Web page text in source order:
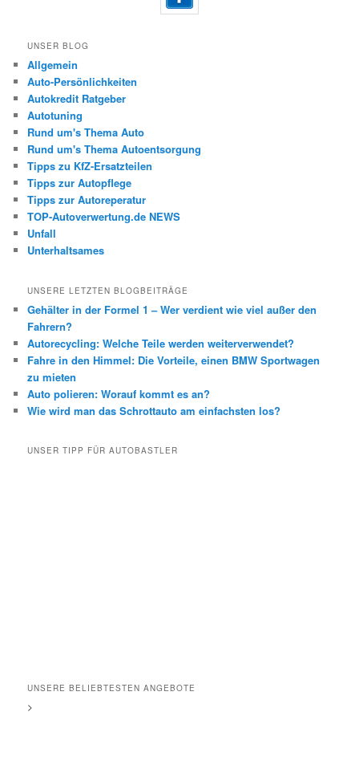
UNSER BLOG
Allgemein
Auto-Persönlichkeiten
Autokredit Ratgeber
Autotuning
Rund um's Thema Auto
Rund um's Thema Autoentsorgung
Tipps zu KfZ-Ersatzteilen
Tipps zur Autopflege
Tipps zur Autoreperatur
TOP-Autoverwertung.de NEWS
Unfall
Unterhaltsames
UNSERE LETZTEN BLOGBEITRÄGE
Gehälter in der Formel 1 – Wer verdient wie viel außer den
Fahrern?
Autorecycling: Welche Teile werden weiterverwendet?
Fahre in den Himmel: Die Vorteile, einen BMW Sportwagen
zu mieten
Auto polieren: Worauf kommt es an?
Wie wird man das Schrottauto am einfachsten los?
UNSER TIPP FÜR AUTOBASTLER
UNSERE BELIEBTESTEN ANGEBOTE
>